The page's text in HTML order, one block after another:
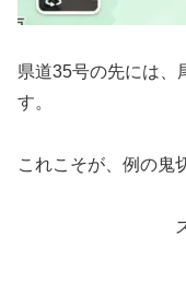
県道35号の先には、
す。
これこそが、例の鬼